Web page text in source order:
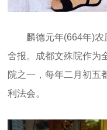
麟德元年(664年)
舍报。成都文殊院作为
院之一，每年二月初五
利法会。